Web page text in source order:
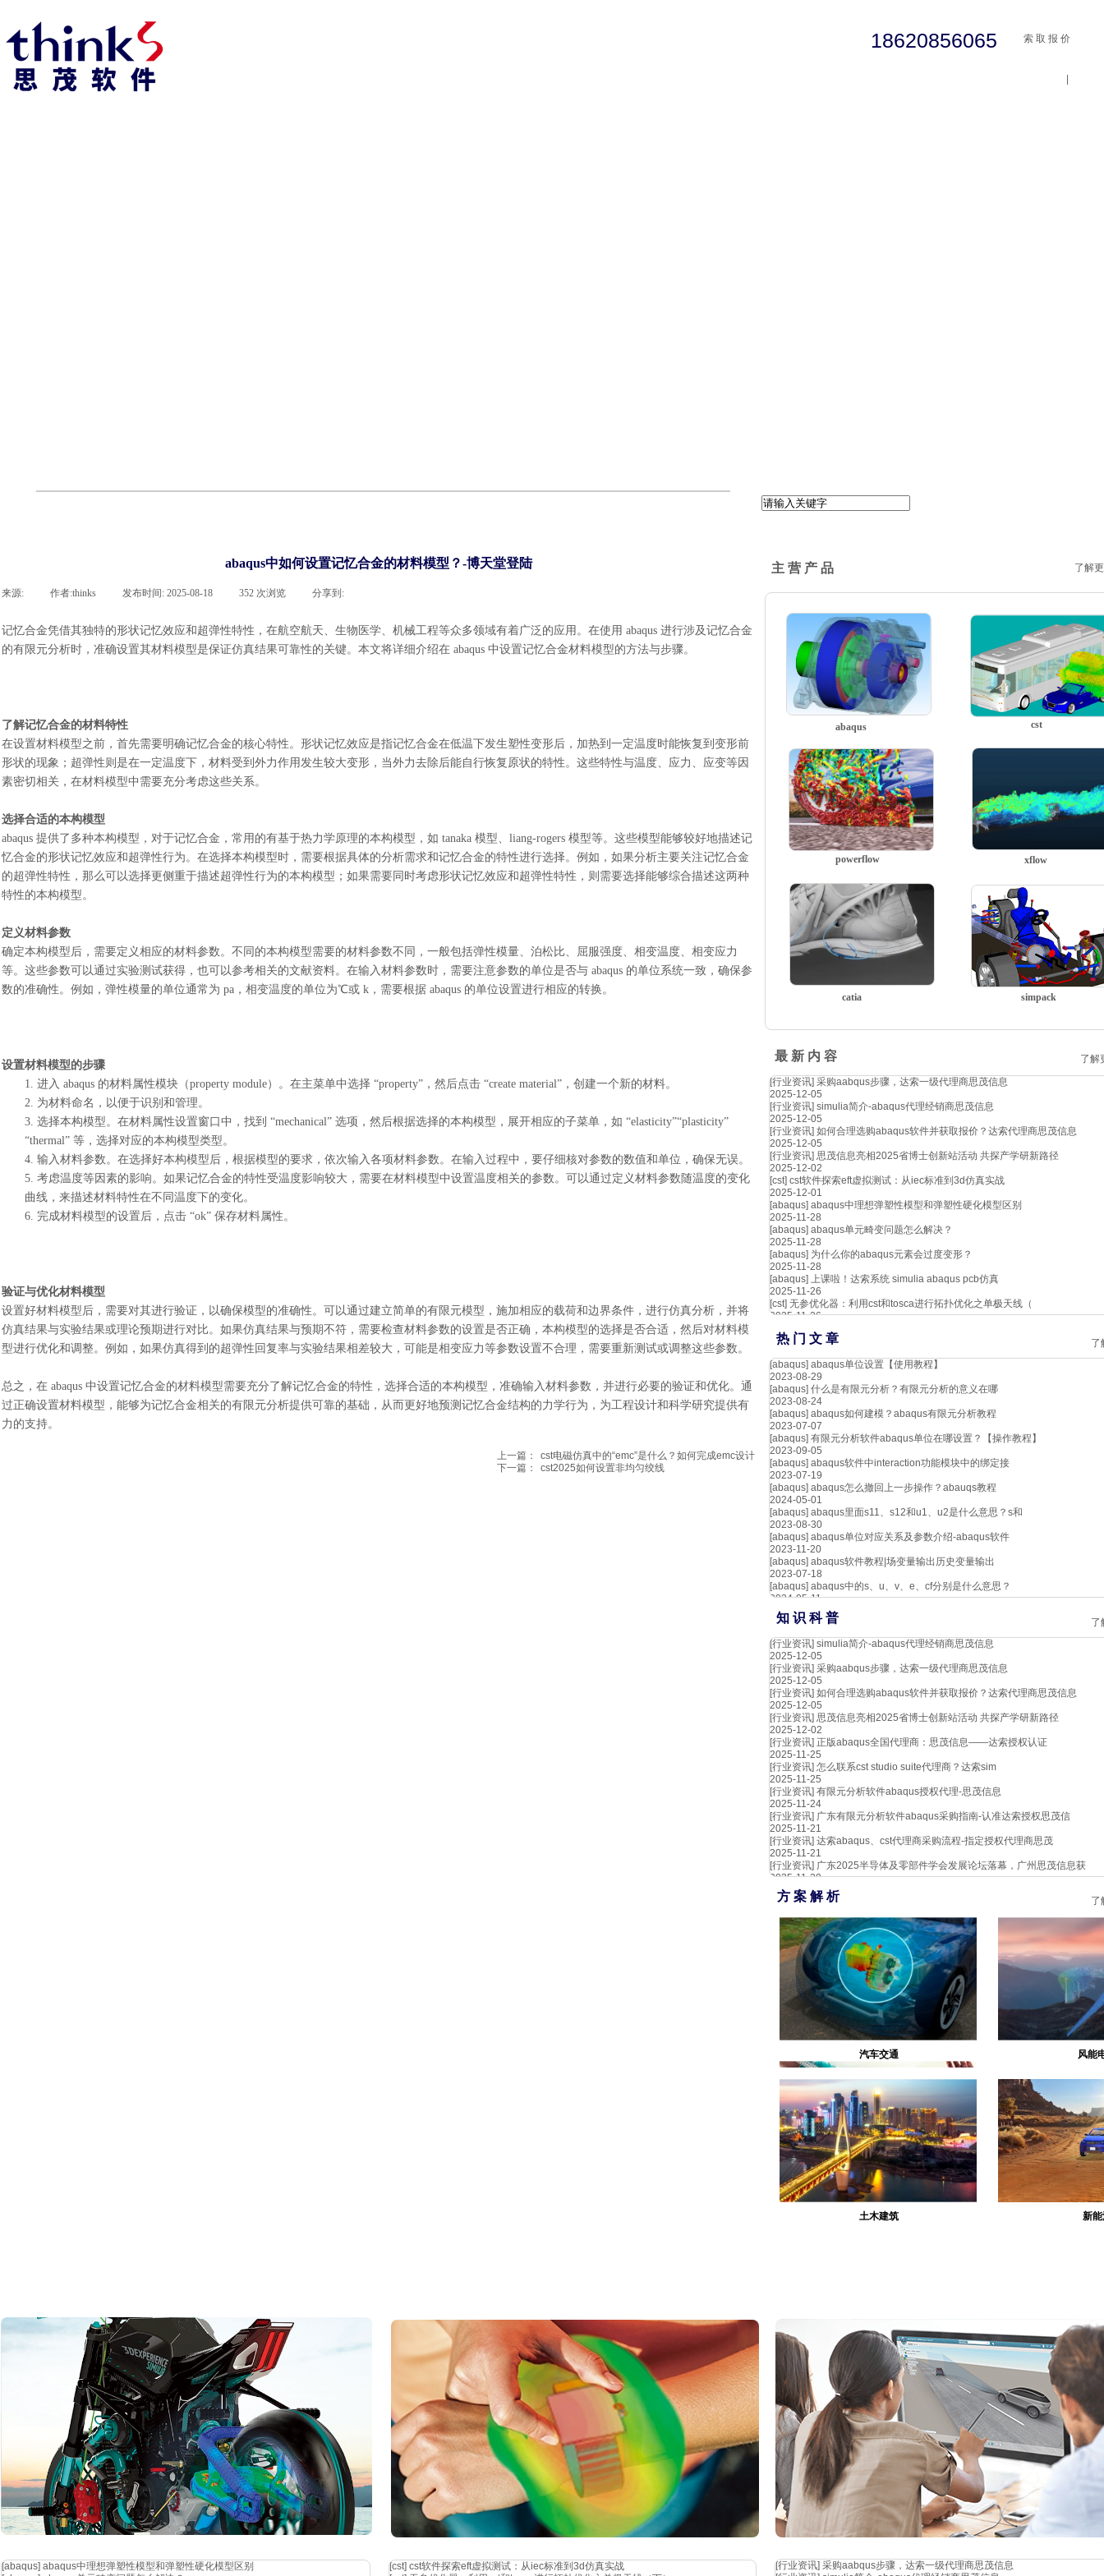
18620856065 索 取 报 价
abaqus中如何设置记忆合金的材料模型？-博天堂登陆
来源: 作者:thinks 发布时间: 2025-08-18 352 次浏览 分享到:
记忆合金凭借其独特的形状记忆效应和超弹性特性，在航空航天、生物医学、机械工程等众多领域有着广泛的应用。在使用 abaqus 进行涉及记忆合金
的有限元分析时，准确设置其材料模型是保证仿真结果可靠性的关键。本文将详细介绍在 abaqus 中设置记忆合金材料模型的方法与步骤。
了解记忆合金的材料特性
在设置材料模型之前，首先需要明确记忆合金的核心特性。形状记忆效应是指记忆合金在低温下发生塑性变形后，加热到一定温度时能恢复到变形前
形状的现象；超弹性则是在一定温度下，材料受到外力作用发生较大变形，当外力去除后能自行恢复原状的特性。这些特性与温度、应力、应变等因
素密切相关，在材料模型中需要充分考虑这些关系。
选择合适的本构模型
abaqus 提供了多种本构模型，对于记忆合金，常用的有基于热力学原理的本构模型，如 tanaka 模型、liang-rogers 模型等。这些模型能够较好地描述记
忆合金的形状记忆效应和超弹性行为。在选择本构模型时，需要根据具体的分析需求和记忆合金的特性进行选择。例如，如果分析主要关注记忆合金
的超弹性特性，那么可以选择更侧重于描述超弹性行为的本构模型；如果需要同时考虑形状记忆效应和超弹性特性，则需要选择能够综合描述这两种
特性的本构模型。
定义材料参数
确定本构模型后，需要定义相应的材料参数。不同的本构模型需要的材料参数不同，一般包括弹性模量、泊松比、屈服强度、相变温度、相变应力
等。这些参数可以通过实验测试获得，也可以参考相关的文献资料。在输入材料参数时，需要注意参数的单位是否与 abaqus 的单位系统一致，确保参
数的准确性。例如，弹性模量的单位通常为 pa，相变温度的单位为℃或 k，需要根据 abaqus 的单位设置进行相应的转换。
设置材料模型的步骤
1. 进入 abaqus 的材料属性模块（property module）。在主菜单中选择 “property”，然后点击 “create material”，创建一个新的材料。
2. 为材料命名，以便于识别和管理。
3. 选择本构模型。在材料属性设置窗口中，找到 “mechanical” 选项，然后根据选择的本构模型，展开相应的子菜单，如 “elasticity”“plasticity”
“thermal” 等，选择对应的本构模型类型。
4. 输入材料参数。在选择好本构模型后，根据模型的要求，依次输入各项材料参数。在输入过程中，要仔细核对参数的数值和单位，确保无误。
5. 考虑温度等因素的影响。如果记忆合金的特性受温度影响较大，需要在材料模型中设置温度相关的参数。可以通过定义材料参数随温度的变化
曲线，来描述材料特性在不同温度下的变化。
6. 完成材料模型的设置后，点击 “ok” 保存材料属性。
验证与优化材料模型
设置好材料模型后，需要对其进行验证，以确保模型的准确性。可以通过建立简单的有限元模型，施加相应的载荷和边界条件，进行仿真分析，并将
仿真结果与实验结果或理论预期进行对比。如果仿真结果与预期不符，需要检查材料参数的设置是否正确，本构模型的选择是否合适，然后对材料模
型进行优化和调整。例如，如果仿真得到的超弹性回复率与实验结果相差较大，可能是相变应力等参数设置不合理，需要重新测试或调整这些参数。
总之，在 abaqus 中设置记忆合金的材料模型需要充分了解记忆合金的特性，选择合适的本构模型，准确输入材料参数，并进行必要的验证和优化。通
过正确设置材料模型，能够为记忆合金相关的有限元分析提供可靠的基础，从而更好地预测记忆合金结构的力学行为，为工程设计和科学研究提供有
力的支持。
上一篇：
cst电磁仿真中的“emc”是什么？如何完成emc设计
下一篇：
cst2025如何设置非均匀绞线
主 营 产 品 了解
cst
abaqus
powerflow xflow
simpack
catia
最 新 内 容
了解
[行业资讯] 采购aabqus步骤，达索一级代理商思茂信息
2025-12-05
[行业资讯] simulia简介-abaqus代理经销商思茂信息
2025-12-05
[行业资讯] 如何合理选购abaqus软件并获取报价？达索代理商思茂信息
2025-12-05
[行业资讯] 思茂信息亮相2025省博士创新站活动 共探产学研新路径
2025-12-02
[cst] cst软件探索eft虚拟测试：从iec标准到3d仿真实战
2025-12-01
[abaqus] abaqus中理想弹塑性模型和弹塑性硬化模型区别
2025-11-28
[abaqus] abaqus单元畸变问题怎么解决？
2025-11-28
[abaqus] 为什么你的abaqus元素会过度变形？
2025-11-28
[abaqus] 上课啦！达索系统 simulia abaqus pcb仿真
2025-11-26
[cst] 无参优化器：利用cst和tosca进行拓扑优化之单极天线（
2025-11-26
热 门 文 章
了
[abaqus] abaqus单位设置【使用教程】
2023-08-29
[abaqus] 什么是有限元分析？有限元分析的意义在哪
2023-08-24
[abaqus] abaqus如何建模？abaqus有限元分析教程
2023-07-07
[abaqus] 有限元分析软件abaqus单位在哪设置？【操作教程】
2023-09-05
[abaqus] abaqus软件中interaction功能模块中的绑定接
2023-07-19
[abaqus] abaqus怎么撤回上一步操作？abauqs教程
2024-05-01
[abaqus] abaqus里面s11、s12和u1、u2是什么意思？s和
2023-08-30
[abaqus] abaqus单位对应关系及参数介绍-abaqus软件
2023-11-20
[abaqus] abaqus软件教程|场变量输出历史变量输出
2023-07-18
[abaqus] abaqus中的s、u、v、e、cf分别是什么意思？
2024-05-11
知 识 科 普
了
[行业资讯] simulia简介-abaqus代理经销商思茂信息
2025-12-05
[行业资讯] 采购aabqus步骤，达索一级代理商思茂信息
2025-12-05
[行业资讯] 如何合理选购abaqus软件并获取报价？达索代理商思茂信息
2025-12-05
[行业资讯] 思茂信息亮相2025省博士创新站活动 共探产学研新路径
2025-12-02
[行业资讯] 正版abaqus全国代理商：思茂信息——达索授权认证
2025-11-25
[行业资讯] 怎么联系cst studio suite代理商？达索sim
2025-11-25
[行业资讯] 有限元分析软件abaqus授权代理-思茂信息
2025-11-24
[行业资讯] 广东有限元分析软件abaqus采购指南-认准达索授权思茂信
2025-11-21
[行业资讯] 达索abaqus、cst代理商采购流程-指定授权代理商思茂
2025-11-21
[行业资讯] 广东2025半导体及零部件学会发展论坛落幕，广州思茂信息获
2025-11-20
方 案 解 析 了
汽车交通 风能
生物医疗
土木建筑
新
[行业资讯] 采购aabqus步骤，达索一级代理商思茂信息
[abaqus] abaqus中理想弹塑性模型和弹塑性硬化模型区别
[cst] cst软件探索eft虚拟测试：从iec标准到3d仿真实战